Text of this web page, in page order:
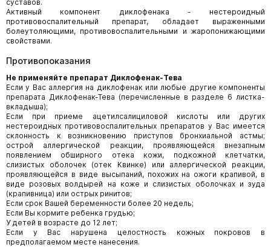
суставов.
Активный компонент диклофенака - нестероидный
противовоспалительный препарат, обладает выраженными
болеутоляющими, противовоспалительными и жаропонижающими
свойствами.
Противопоказания
Не применяйте препарат Диклофенак-Тева
Если у Вас аллергия на диклофенак или любые другие компоненты
препарата Диклофенак-Тева (перечисленные в разделе 6 листка-
вкладыша);
Если при приеме ацетилсалициловой кислоты или других
нестероидных противовоспалительных препаратов у Вас имеется
склонность к возникновению приступов бронхиальной астмы;
острой аллергической реакции, проявляющейся внезапным
появлением обширного отека кожи, подкожной клетчатки,
слизистых оболочек (отек Квинке) или аллергической реакции,
проявляющейся в виде высыпаний, похожих на ожоги крапивой, в
виде розовых волдырей на коже и слизистых оболочках и зуда
(крапивница) или острых ринитов;
Если срок Вашей беременности более 20 недель;
Если Вы кормите ребенка грудью;
У детей в возрасте до 12 лет;
Если у Вас нарушена целостность кожных покровов в
предполагаемом месте нанесения.